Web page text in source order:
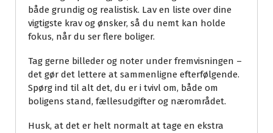
både grundig og realistisk. Lav en liste over dine
vigtigste krav og ønsker, så du nemt kan holde
fokus, når du ser flere boliger.
Tag gerne billeder og noter under fremvisningen –
det gør det lettere at sammenligne efterfølgende.
Spørg ind til alt det, du er i tvivl om, både om
boligens stand, fællesudgifter og nærområdet.
Husk, at det er helt normalt at tage en ekstra